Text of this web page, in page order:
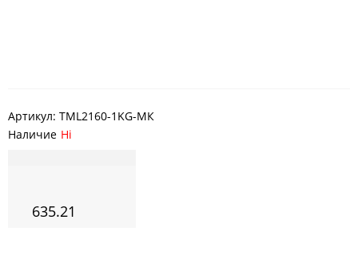
Артикул: TML2160-1KG-MК
Наличие Ні
635.21